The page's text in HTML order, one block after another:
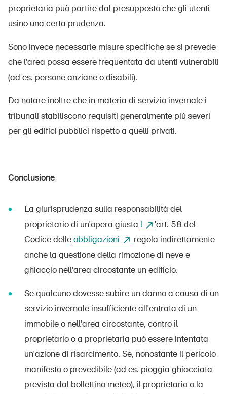
FR IT EN
Home
Abbonati alla newsletter
proprietaria può partire dal presupposto che gli utenti
usino una certa prudenza.
Sono invece necessarie misure specifiche se si prevede
che l'area possa essere frequentata da utenti vulnerabili
(ad es. persone anziane o disabili).
Da notare inoltre che in materia di servizio invernale i
tribunali stabiliscono requisiti generalmente più severi
per gli edifici pubblici rispetto a quelli privati.
Conclusione
La giurisprudenza sulla responsabilità del
proprietario di un'opera giusta l
'art. 58 del
Codice delleobbligazioni
regola indirettamente
anche la questione della rimozione di neve e
ghiaccio nell'area circostante un edificio.
Se qualcuno dovesse subire un danno a causa di un
servizio invernale insufficiente all'entrata di un
immobile o nell'area circostante, contro il
proprietario o a proprietaria può essere intentata
un'azione di risarcimento. Se, nonostante il pericolo
manifesto o prevedibile (ad es. pioggia ghiacciata
prevista dal bollettino meteo), il proprietario o la